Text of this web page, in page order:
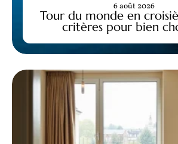
Tour du monde en
critères pour bien
6 août 2026